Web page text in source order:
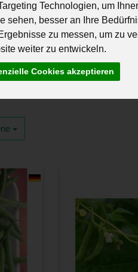
Technologien, um
sehen, besser an Ihre
zu messen, um zu
weiter zu entwickeln.
Cookies akzeptieren
Rezepte